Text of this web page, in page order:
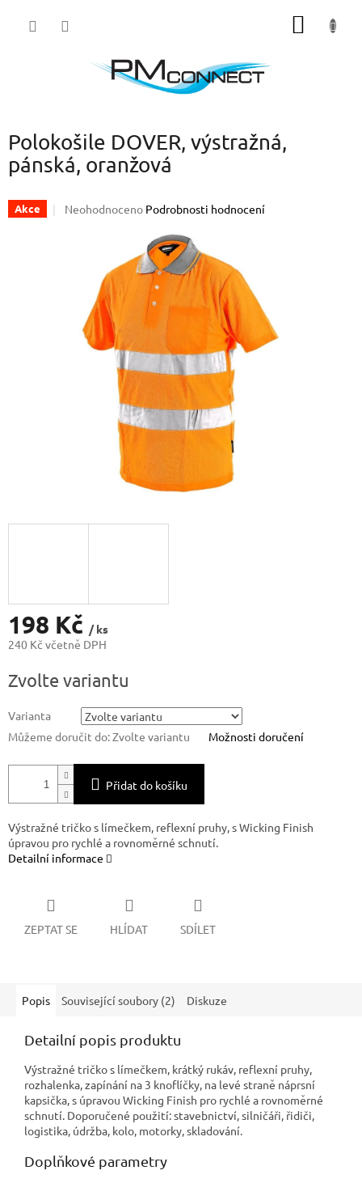
Polokošile DOVER, výstražná,
pánská, oranžová
Akce
Průměrné
hvězdiček.
Neohodnoceno Podrobnosti hodnocení
198 Kč / ks
240 Kč včetně DPH
cena:
Zvolte variantu
Varianta
Můžeme doručit do:Zvolte variantu Možnosti doručení
Přidat do košíku
Výstražné tričko s límečkem, reflexní pruhy, s Wicking Finish
úpravou pro rychlé a rovnoměrné schnutí.
Detailní informace
ZEPTAT SE HLÍDAT SDÍLET
Popis Související soubory (2) Diskuze
Detailní popis produktu
Výstražné tričko s límečkem, krátký rukáv, reflexní pruhy,
rozhalenka, zapínání na 3 knoflíčky, na levé straně náprsní
kapsička, s úpravou Wicking Finish pro rychlé a rovnoměrné
schnutí. Doporučené použití: stavebnictví, silničáři, řidiči,
logistika, údržba, kolo, motorky, skladování.
Doplňkové parametry